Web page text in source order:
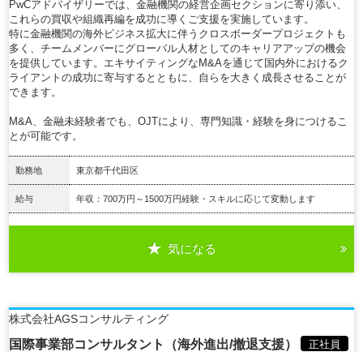
PwCアドバイザリーでは、金融機関の経営企画セクションに寄り添い、
これらの買収や組織再編を成功に導くご支援を実施しています。
特に金融機関の海外ビジネス拡大に伴うクロスボーダープロジェクトも
多く、チームメンバーにグローバル人材としてのキャリアアップの機会
を提供しています。エキサイティングなM&Aを通じて国内外におけるク
ライアントの成功に寄与するとともに、自らを大きく成長させることが
できます。
M&A、金融未経験者でも、OJTにより、専門知識・経験を身につけるこ
とが可能です。
勤務地 東京都千代田区
給与 年収：700万円～1500万円経験・スキルに応じて変動します
気になる
株式会社AGSコンサルティング
国際事業部コンサルタント（海外進出/撤退支援）
正社員